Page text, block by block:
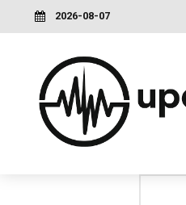
2026-08-07